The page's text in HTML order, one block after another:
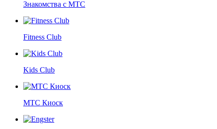
Знакомства с МТС
Fitness Club
Kids Club
МТС Киоск